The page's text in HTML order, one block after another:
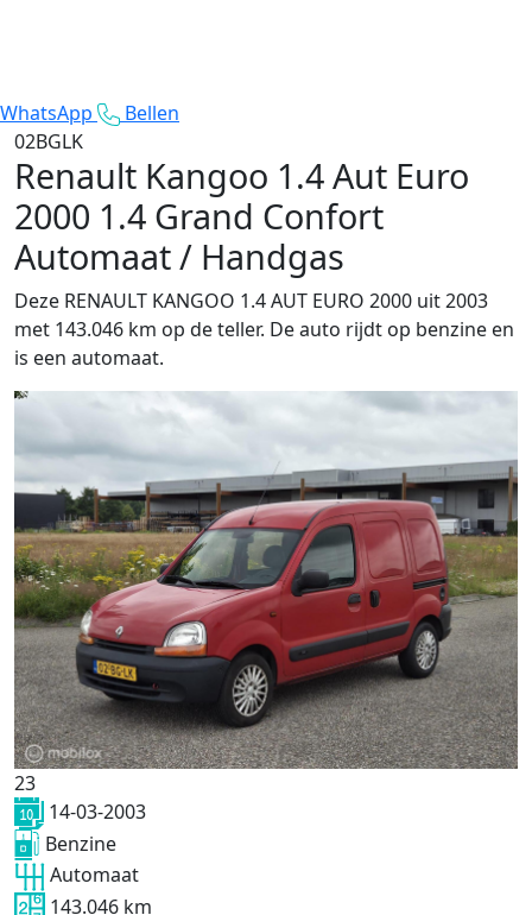
WhatsApp
Bellen
02BGLK
Renault Kangoo 1.4 Aut Euro
2000 1.4 Grand Confort
Automaat / Handgas
Deze RENAULT KANGOO 1.4 AUT EURO 2000 uit 2003
met 143.046 km op de teller. De auto rijdt op benzine en
is een automaat.
23
14-03-2003
Benzine
Automaat
143.046 km